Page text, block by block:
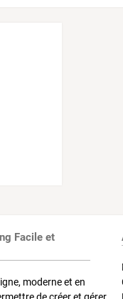
Facile et
moderne et en